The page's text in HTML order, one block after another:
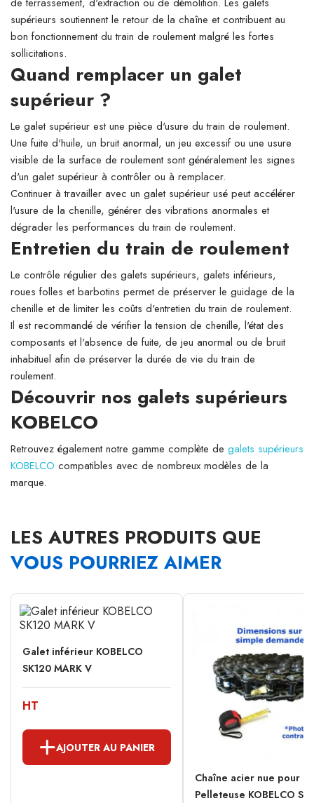
supérieurs soutiennent le retour de la chaîne et contribuent au
bon fonctionnement du train de roulement malgré les fortes
sollicitations.
Quand remplacer un galet
supérieur ?
Le galet supérieur est une pièce d'usure du train de roulement.
Une fuite d'huile, un bruit anormal, un jeu excessif ou une usure
visible de la surface de roulement sont généralement les signes
d'un galet supérieur à contrôler ou à remplacer.
Continuer à travailler avec un galet supérieur usé peut accélérer
l'usure de la chenille, générer des vibrations anormales et
dégrader les performances du train de roulement.
Entretien du train de roulement
Le contrôle régulier des galets supérieurs, galets inférieurs,
roues folles et barbotins permet de préserver le guidage de la
chenille et de limiter les coûts d'entretien du train de roulement.
Il est recommandé de vérifier la tension de chenille, l'état des
composants et l'absence de fuite, de jeu anormal ou de bruit
inhabituel afin de préserver la durée de vie du train de
roulement.
Découvrir nos galets supérieurs
KOBELCO
Retrouvez également notre gamme complète de galets supérieurs
KOBELCO compatibles avec de nombreux modèles de la
marque.
LES AUTRES PRODUITS QUE
VOUS POURRIEZ AIMER
Galet inférieur KOBELCO
SK120 MARK V
HT
AJOUTER AU PANIER
Chaîne acier nue pour
Pelleteuse KOBELCO